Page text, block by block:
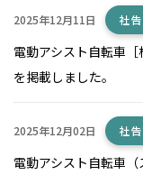
2025年12月11日 社
電動アシスト自転車
を掲載しました。
2025年12月02日 社
電動アシスト自転車